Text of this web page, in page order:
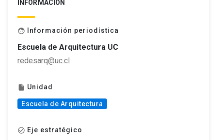
INFORMACIÓN
face Información periodística
Escuela de Arquitectura UC
redesarq@uc.cl
insert_drive_file Unidad
Escuela de Arquitectura
check_circle_outline Eje estratégico